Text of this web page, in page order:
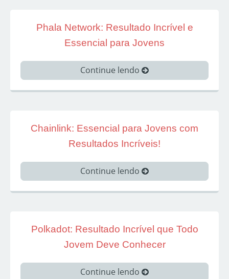
Phala Network: Resultado Incrível e
Essencial para Jovens
Continue lendo
Chainlink: Essencial para Jovens com
Resultados Incríveis!
Continue lendo
Polkadot: Resultado Incrível que Todo
Jovem Deve Conhecer
Continue lendo